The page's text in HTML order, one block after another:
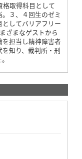
格取得科目として
３、４回生のゼミ
してバリアフリー
ざまなゲストから
担当し精神障害者
知り、裁判所・刑